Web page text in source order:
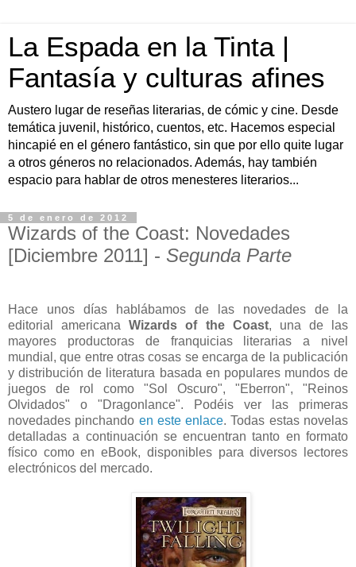
La Espada en la Tinta |
Fantasía y culturas afines
Austero lugar de reseñas literarias, de cómic y cine. Desde
temática juvenil, histórico, cuentos, etc. Hacemos especial
hincapié en el género fantástico, sin que por ello quite lugar
a otros géneros no relacionados. Además, hay también
espacio para hablar de otros menesteres literarios...
5 de enero de 2012
Wizards of the Coast: Novedades
[Diciembre 2011] - Segunda Parte
Hace unos días hablábamos de las novedades de la
editorial americanaWizards of the Coast, una de las
mayores productoras de franquicias literarias a nivel
mundial, que entre otras cosas se encarga de la publicación
y distribución de literatura basada en populares mundos de
juegos de rol como "Sol Oscuro", "Eberron", "Reinos
Olvidados" o "Dragonlance". Podéis ver las primeras
novedades pinchando en este enlace. Todas estas novelas
detalladas a continuación se encuentran tanto en formato
físico como en eBook, disponibles para diversos lectores
electrónicos del mercado.